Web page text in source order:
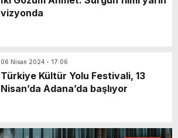
vizyonda
06 Nisan 2024 - 17:06
Türkiye Kültür Yolu Festivali, 13
Nisan’da Adana’da başlıyor